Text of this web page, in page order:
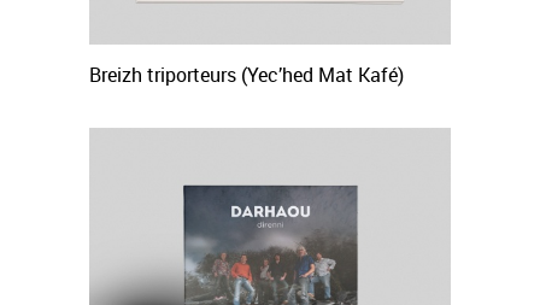
Breizh triporteurs (Yec’hed Mat Kafé)